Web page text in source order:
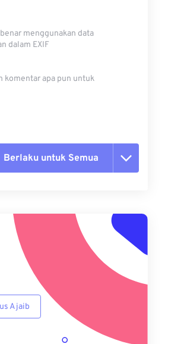
menggunakan data
dalam EXIF
komentar apa pun untuk
Berlaku untuk Semua
Terapkan dari Preset
Simpan sebagai Preset
Ajaib